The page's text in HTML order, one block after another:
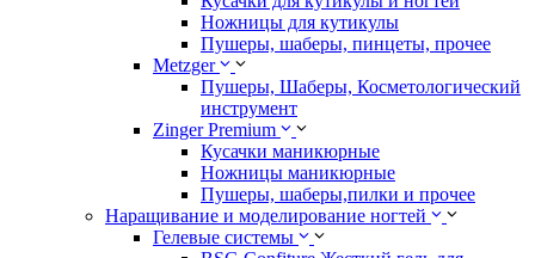
Ножницы для кутикулы
Пушеры, шаберы, пинцеты, прочее
Metzger
Пушеры, Шаберы, Косметологический
инструмент
Zinger Premium
Кусачки маникюрные
Ножницы маникюрные
Пушеры, шаберы,пилки и прочее
Наращивание и моделирование ногтей
Гелевые системы